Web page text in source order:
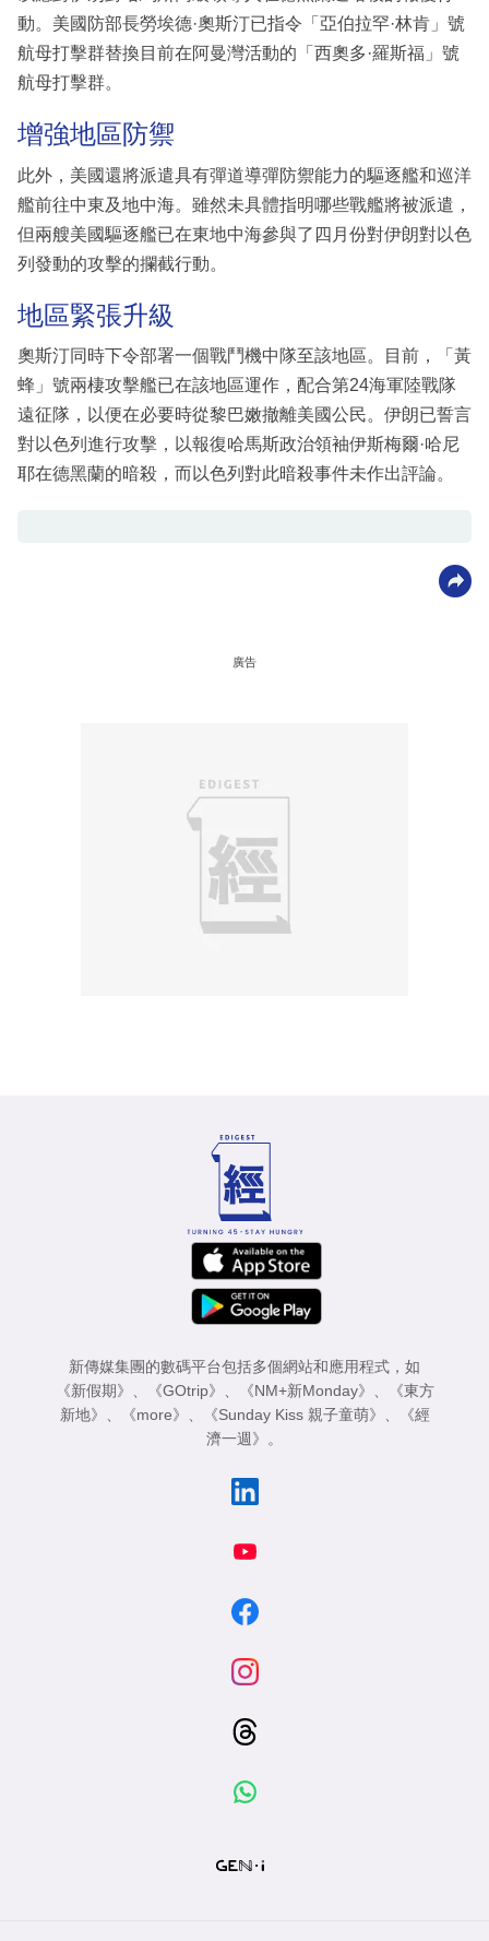
動。美國防部長勞埃德·奧斯汀已指令「亞伯拉罕·林肯」號
航母打擊群替換目前在阿曼灣活動的「西奧多·羅斯福」號
航母打擊群。
增強地區防禦
此外，美國還將派遣具有彈道導彈防禦能力的驅逐艦和巡洋
艦前往中東及地中海。雖然未具體指明哪些戰艦將被派遣，
但兩艘美國驅逐艦已在東地中海參與了四月份對伊朗對以色
列發動的攻擊的攔截行動。
地區緊張升級
奧斯汀同時下令部署一個戰鬥機中隊至該地區。目前，「黃
蜂」號兩棲攻擊艦已在該地區運作，配合第24海軍陸戰隊
遠征隊，以便在必要時從黎巴嫩撤離美國公民。伊朗已誓言
對以色列進行攻擊，以報復哈馬斯政治領袖伊斯梅爾·哈尼
耶在德黑蘭的暗殺，而以色列對此暗殺事件未作出評論。
廣告
新傳媒集團的數碼平台包括多個網站和應用程式，如
《新假期》
《GOtrip》 《NM+新Monday》
《東方
新地》
《more》 《Sunday Kiss 親子童萌》
《經
濟一週》
。